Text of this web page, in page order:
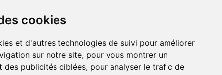
cookies
et d'autres technologies de suivi pour améliorer
sur notre site, pour vous montrer un
des publicités ciblées, pour analyser le trafic de